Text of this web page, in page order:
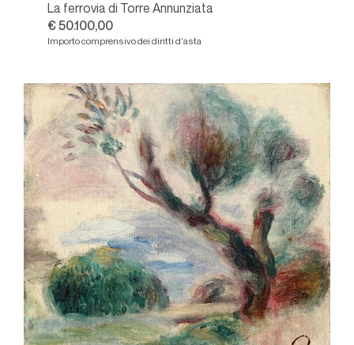
La ferrovia di Torre Annunziata
€ 50.100,00
Importo comprensivo dei diritti d'asta